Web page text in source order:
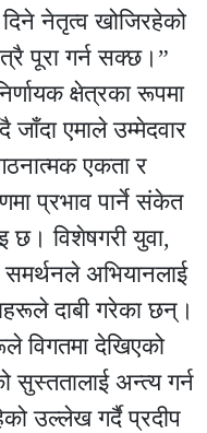
दिने नेतृत्व खोजिरहेको
पूरा गर्न सक्छ।”
क्षेत्रका रूपमा
जाँदा एमाले उम्मेदवार
एकता र
प्रभाव पार्ने संकेत
छ। विशेषगरी युवा,
समर्थनले अभियानलाई
दाबी गरेका छन्।
विगतमा देखिएको
सुस्ततालाई अन्त्य गर्न
उल्लेख गर्दै प्रदीप